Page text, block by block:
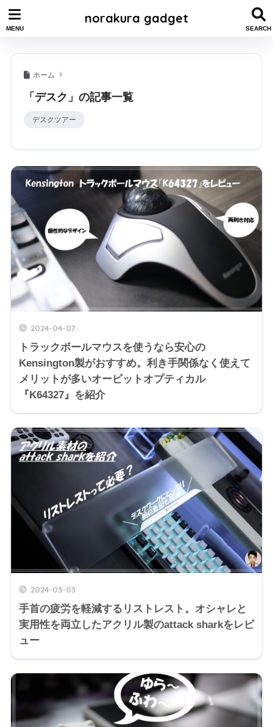
norakura gadget
ホーム
「デスク」の記事一覧
デスクツアー
2024-04-07
トラックボールマウスを使うなら安心の
Kensington製がおすすめ。利き手関係なく使えて
メリットが多いオービットオプティカル
『K64327』を紹介
2024-03-03
手首の疲労を軽減するリストレスト。オシャレと
実用性を両立したアクリル製のattack sharkをレビ
ュー